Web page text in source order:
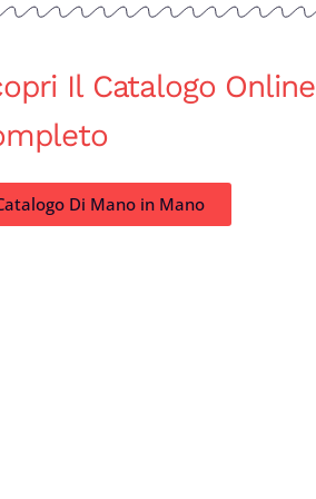
Il Catalogo Online
Di Mano in Mano